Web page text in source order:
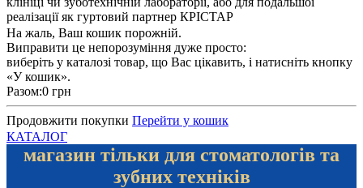
реалізації як гуртовий партнер КРІСТАР
На жаль, Ваш кошик порожній.
Виправити це непорозуміння дуже просто:
виберіть у каталозі товар, що Вас цікавить, і натисніть кнопку
«У кошик».
Разом:0 грн
Продовжити покупки Перейти у кошик
КАТАЛОГ
магазин тільки для стоматологів та
зубних техніків